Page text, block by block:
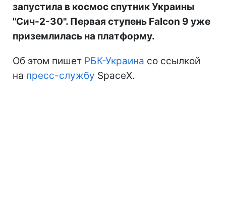
запустила в космос спутник Украины
"Сич-2-30". Первая ступень Falcon 9 уже
приземлилась на платформу.
Об этом пишет РБК-Украина со ссылкой
на пресс-службу SpaceX.